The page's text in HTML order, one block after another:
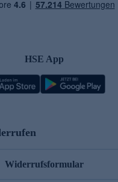
HSE App
Widerrufsformular